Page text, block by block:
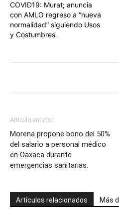
COVID19: Murat; anuncia
con AMLO regreso a “nueva
normalidad” siguiendo Usos
y Costumbres.
Artículo anterior
Morena propone bono del 50%
del salario a personal médico
en Oaxaca durante
emergencias sanitarias.
Artículos relacionados Más